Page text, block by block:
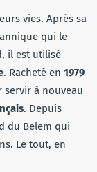
vies. Après sa
qui le
il est utilisé
. Racheté en 1979
servir à nouveau
. Depuis
du Belem qui
Le tout, en